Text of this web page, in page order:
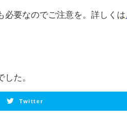
必要なのでご注意を。詳しくは
た。
Twitter